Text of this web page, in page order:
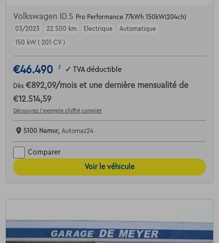
Volkswagen ID.5 Pro Performance 77kWh 150kW(204ch)
03/2023
22.500 km Electrique
Automatique
150 kW ( 201 CV )
€46.490 1 ✓ TVA déductible
Dès €892,09/mois et une dernière mensualité de
€12.514,59
Découvrez l’exemple chiffré complet
5100 Namur, Automaz24
Comparer
Voir le véhicule